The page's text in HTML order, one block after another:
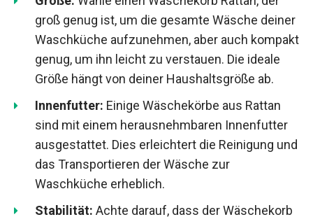
groß genug ist, um die gesamte Wäsche deiner
Waschküche aufzunehmen, aber auch kompakt
genug, um ihn leicht zu verstauen. Die ideale
Größe hängt von deiner Haushaltsgröße ab.
Innenfutter: Einige Wäschekörbe aus Rattan
sind mit einem herausnehmbaren Innenfutter
ausgestattet. Dies erleichtert die Reinigung und
das Transportieren der Wäsche zur
Waschküche erheblich.
Stabilität: Achte darauf, dass der Wäschekorb